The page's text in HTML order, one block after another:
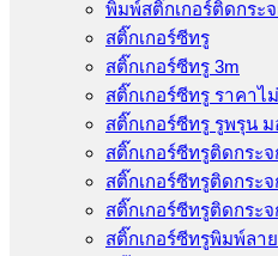
พิมพ์สติ๊กเกอร์ติดกระ
สติ๊กเกอร์ซีทรู
สติ๊กเกอร์ซีทรู 3m
สติ๊กเกอร์ซีทรู ราคาไ
สติ๊กเกอร์ซีทรู รูพรุน
สติ๊กเกอร์ซีทรูติดกระจ
สติ๊กเกอร์ซีทรูติดกระจ
สติ๊กเกอร์ซีทรูติดกระ
สติ๊กเกอร์ซีทรูพิมพ์ลาย